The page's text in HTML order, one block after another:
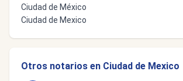
Ciudad de México
Ciudad de Mexico
Otros notarios en Ciudad de Mexico